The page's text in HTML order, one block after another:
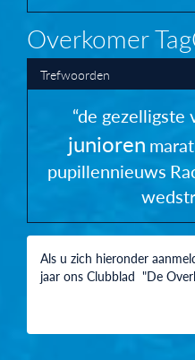
Overkomer
Trefwoorden
“de gezelligste
junioren
pupillennieuws
Als u zich hieronder
jaar ons Clubblad "De